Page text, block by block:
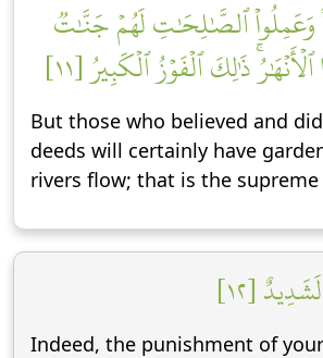
وَعَمِلُواْ ٱلصَّٰلِحَٰتِ لَهُمۡ جَنَّٰتٞ
ذَٰلِكَ ٱلۡفَوۡزُ ٱلۡكَبِيرُ [١١]
But those who believed and
deeds will certainly have
rivers flow; that is the
[١٢]
Indeed, the punishment of